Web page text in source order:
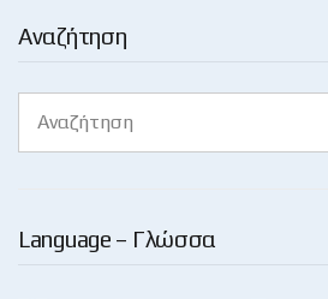
Αναζήτηση
for:
Language – Γλώσσα